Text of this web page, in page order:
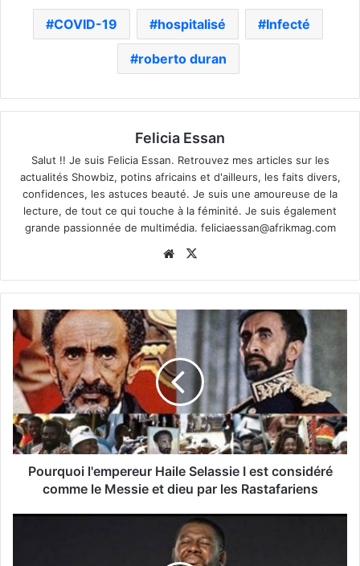
COVID-19 hospitalisé Infecté
roberto duran
Felicia Essan
Salut !! Je suis Felicia Essan. Retrouvez mes articles sur les
actualités Showbiz, potins africains et d'ailleurs, les faits divers,
confidences, les astuces beauté. Je suis une amoureuse de la
lecture, de tout ce qui touche à la féminité. Je suis également
grande passionnée de multimédia. feliciaessan@afrikmag.com
Website
Pourquoi l'empereur Haile Selassie I est considéré
comme le Messie et dieu par les Rastafariens